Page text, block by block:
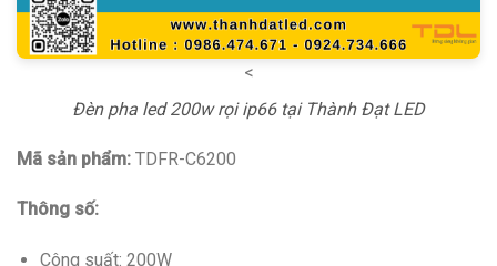
<
Đèn pha led 200w rọi ip66 tại Thành Đạt LED
Mã sản phẩm: TDFR-C6200
Thông số:
Công suất: 200W